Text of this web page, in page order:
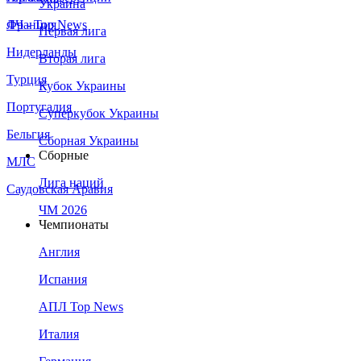
Франция
Нидерланды
Турция
Португалия
Бельгия
МЛС
Саудовская Аравия
ЛЧ - Top News
Украина
Первая лига
Вторая лига
Кубок Украины
Суперкубок Украины
Сборная Украины
Сборные
Лига наций
ЧМ 2026
Чемпионаты
Англия
Испания
АПЛ Top News
Италия